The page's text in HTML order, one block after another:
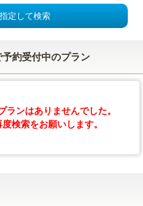
定して検索
約受付中のプラン
ランはありませんでした。
検索をお願いします。